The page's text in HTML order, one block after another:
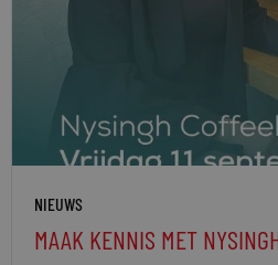
NIEUWS
MAAK KENNIS MET